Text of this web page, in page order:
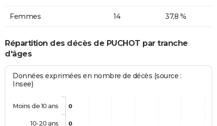
Femmes 14 37,8 %
Répartition des décès de PUCHOT par tranche
d'âges
Données exprimées en nombre de décès (source :
Insee)
0
0
Moins de 10 ans
10-20 ans